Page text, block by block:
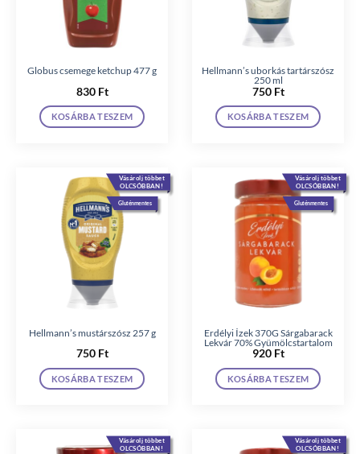
Globus csemege ketchup 477 g
830 Ft
KOSÁRBA TESZEM
Hellmann’s uborkás tartárszósz
250 ml
750 Ft
KOSÁRBA TESZEM
Vásárolj többet
OLCSÓBBAN!
Gluténmentes
Hellmann’s mustárszósz 257 g
750 Ft
KOSÁRBA TESZEM
Vásárolj többet
OLCSÓBBAN!
Gluténmentes
Erdélyi Ízek 370G Sárgabarack
Lekvár 70% Gyümölcstartalom
920 Ft
KOSÁRBA TESZEM
Vásárolj többet
OLCSÓBBAN!
Vásárolj többet
OLCSÓBBAN!